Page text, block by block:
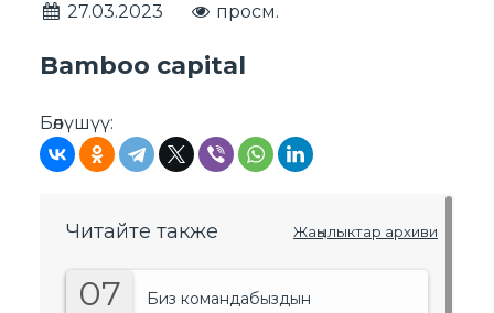
27.03.2023 просм.
Bamboo capital
Бөлүшүү:
Читайте также Жаңылыктар архиви
07
Биз командабыздын